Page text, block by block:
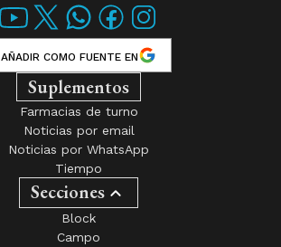
AÑADIR COMO FUENTE EN
Suplementos
Farmacias de turno
Noticias por email
Noticias por WhatsApp
Tiempo
Secciones
Block
Campo